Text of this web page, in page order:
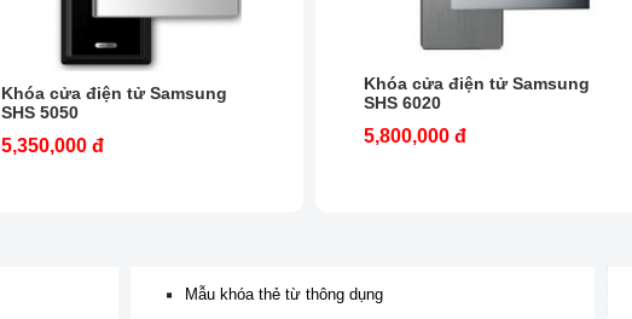
Khóa cửa điện tử Samsung
SHS 5050
5,350,000 đ
Khóa cửa điện tử Samsung
SHS 6020
5,800,000 đ
Mẫu khóa thẻ từ thông dụng